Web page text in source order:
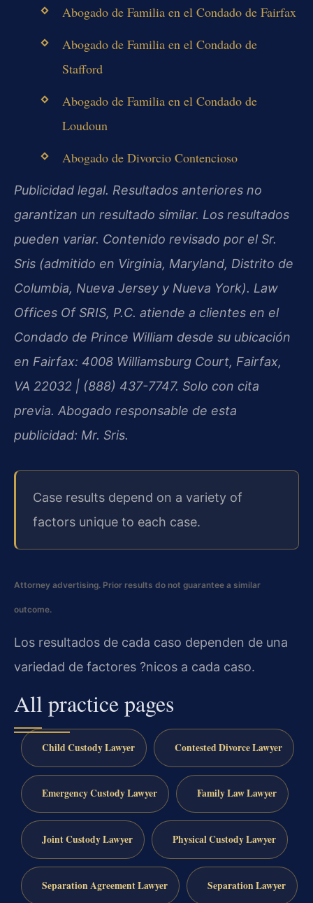
Abogado de Familia en el Condado de Fairfax
Abogado de Familia en el Condado de
Stafford
Abogado de Familia en el Condado de
Loudoun
Abogado de Divorcio Contencioso
Publicidad legal. Resultados anteriores no
garantizan un resultado similar. Los resultados
pueden variar. Contenido revisado por el Sr.
Sris (admitido en Virginia, Maryland, Distrito de
Columbia, Nueva Jersey y Nueva York). Law
Offices Of SRIS, P.C. atiende a clientes en el
Condado de Prince William desde su ubicación
en Fairfax: 4008 Williamsburg Court, Fairfax,
VA 22032 | (888) 437-7747. Solo con cita
previa. Abogado responsable de esta
publicidad: Mr. Sris.
Case results depend on a variety of
factors unique to each case.
Attorney advertising. Prior results do not guarantee a similar
outcome.
Los resultados de cada caso dependen de una
variedad de factores ?nicos a cada caso.
All practice pages
Child Custody Lawyer Contested Divorce Lawyer
Emergency Custody Lawyer Family Law Lawyer
Joint Custody Lawyer Physical Custody Lawyer
Separation Agreement Lawyer Separation Lawyer